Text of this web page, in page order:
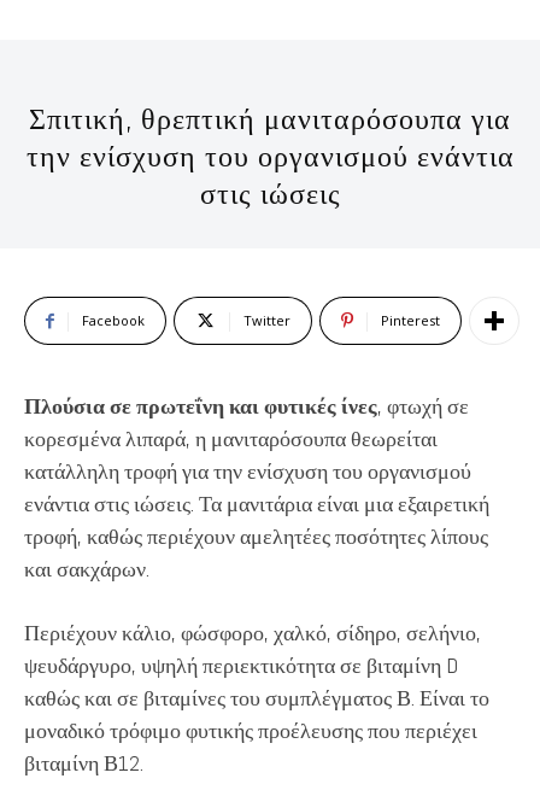
Σπιτική, θρεπτική μανιταρόσουπα για
την ενίσχυση του οργανισμού ενάντια
στις ιώσεις
Facebook Twitter Pinterest
Πλούσια σε πρωτεΐνη και φυτικές ίνες, φτωχή σε
κορεσμένα λιπαρά, η μανιταρόσουπα θεωρείται
κατάλληλη τροφή για την ενίσχυση του οργανισμού
ενάντια στις ιώσεις. Τα μανιτάρια είναι μια εξαιρετική
τροφή, καθώς περιέχουν αμελητέες ποσότητες λίπους
και σακχάρων.
Περιέχουν κάλιο, φώσφορο, χαλκό, σίδηρο, σελήνιο,
ψευδάργυρο, υψηλή περιεκτικότητα σε βιταμίνη D
καθώς και σε βιταμίνες του συμπλέγματος Β. Είναι το
μοναδικό τρόφιμο φυτικής προέλευσης που περιέχει
βιταμίνη Β12.